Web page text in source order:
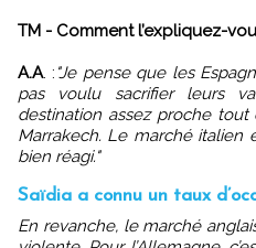
TM - Comment l’expliquez-
A.A. : "Je pense que les
pas voulu sacrifier leurs
destination assez proche
Marrakech. Le marché italien
bien réagi."
Saïdia a connu un taux
En revanche, le marché anglais a subi la crise de façon très